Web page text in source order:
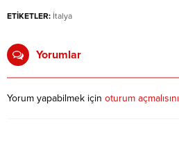
ETİKETLER: İtalya
Yorumlar
Yorum yapabilmek için oturum